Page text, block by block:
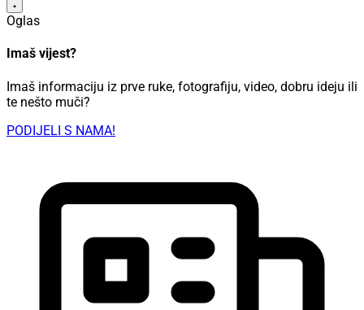
Oglas
Imaš vijest?
Imaš informaciju iz prve ruke, fotografiju, video, dobru ideju ili
te nešto muči?
PODIJELI S NAMA!